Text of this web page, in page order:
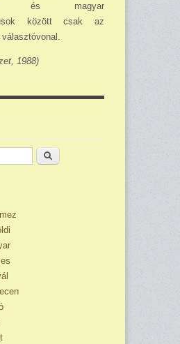
és magyar
között csak az
1988)
Keresés